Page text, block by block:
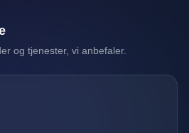
og tjenester, vi anbefaler.